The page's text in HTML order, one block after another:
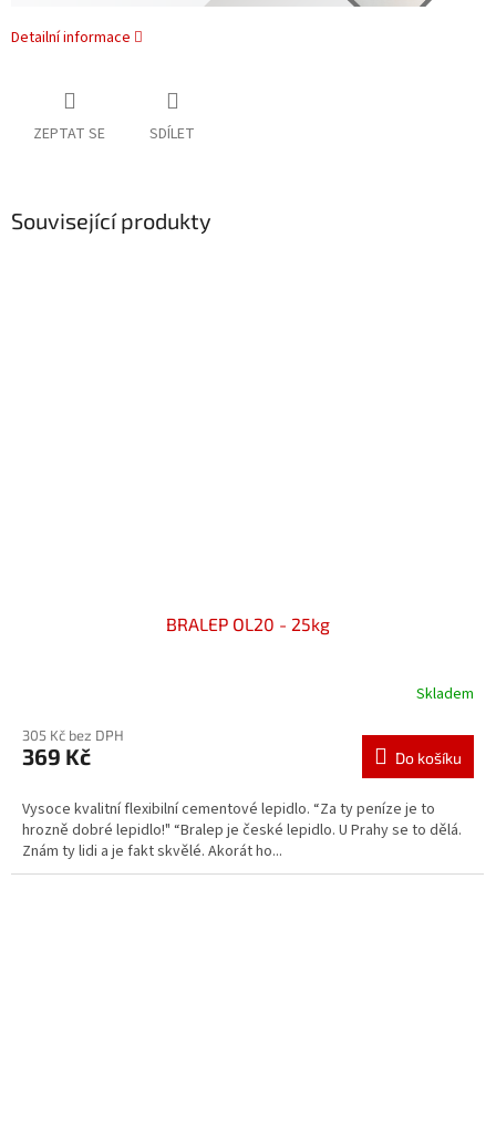
Detailní informace
ZEPTAT SE SDÍLET
Související produkty
BRALEP OL20 - 25kg
Skladem
305 Kč bez DPH
369 Kč Do košíku
Vysoce kvalitní flexibilní cementové lepidlo. “Za ty peníze je to
hrozně dobré lepidlo!" “Bralep je české lepidlo. U Prahy se to dělá.
Znám ty lidi a je fakt skvělé. Akorát ho...